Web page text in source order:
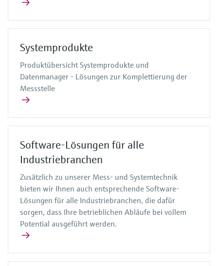
Systemprodukte
Produktübersicht Systemprodukte und
Datenmanager - Lösungen zur Komplettierung der
Messstelle
Software-Lösungen für alle
Industriebranchen
Zusätzlich zu unserer Mess- und Systemtechnik
bieten wir Ihnen auch entsprechende Software-
Lösungen für alle Industriebranchen, die dafür
sorgen, dass Ihre betrieblichen Abläufe bei vollem
Potential ausgeführt werden.